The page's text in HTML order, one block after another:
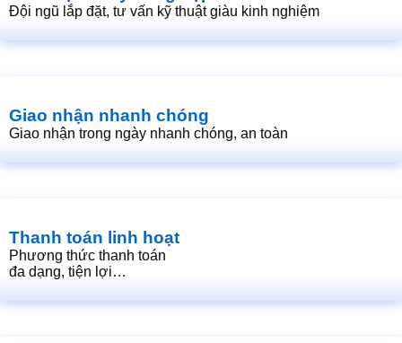
Đội ngũ lắp đặt, tư vấn kỹ thuật giàu kinh nghiệm
Giao nhận nhanh chóng
Giao nhận trong ngày nhanh chóng, an toàn
Thanh toán linh hoạt
Phương thức thanh toán
đa dạng, tiện lợi…